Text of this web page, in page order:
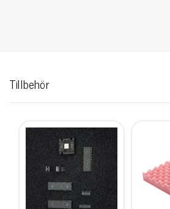
Tillbehör